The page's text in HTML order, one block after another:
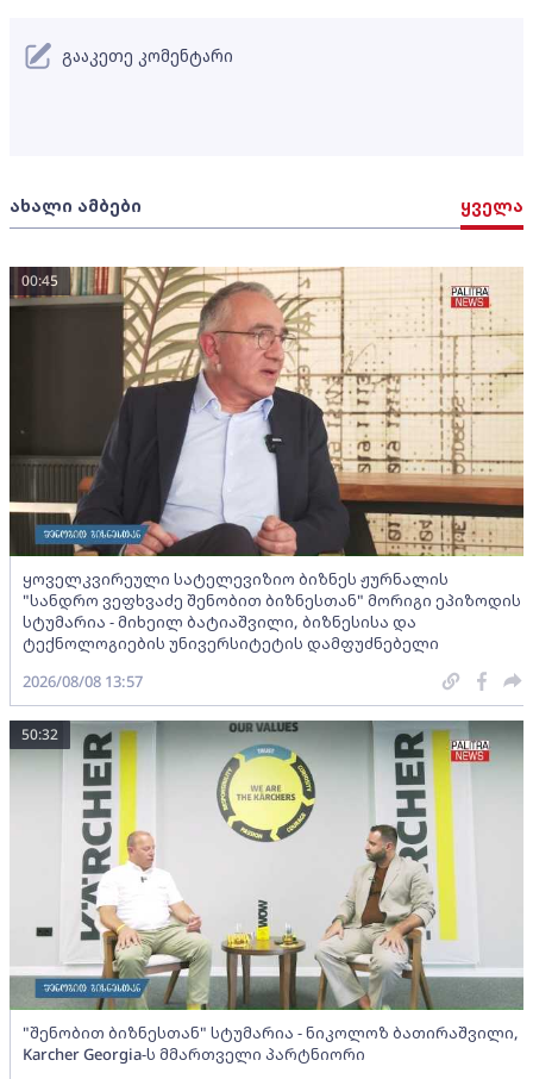
ახალი ამბები ყველა
ყოველკვირეული სატელევიზიო ბიზნეს ჟურნალის
"სანდრო ვეფხვაძე შენობით ბიზნესთან" მორიგი ეპიზოდის
სტუმარია - მიხეილ ბატიაშვილი, ბიზნესისა და
ტექნოლოგიების უნივერსიტეტის დამფუძნებელი
00:45
2026/08/08 13:57
"შენობით ბიზნესთან" სტუმარია - ნიკოლოზ ბათირაშვილი,
Karcher Georgia-ს მმართველი პარტნიორი
50:32
გააკეთე კომენტარი